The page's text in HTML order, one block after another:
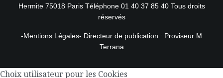
Hermite 75018 Paris Téléphone 01 40 37 85 40Tous droits
réservés
-Mentions Légales- Directeur de publication : Proviseur M
Terrana
Choix utilisateur pour les Cookies